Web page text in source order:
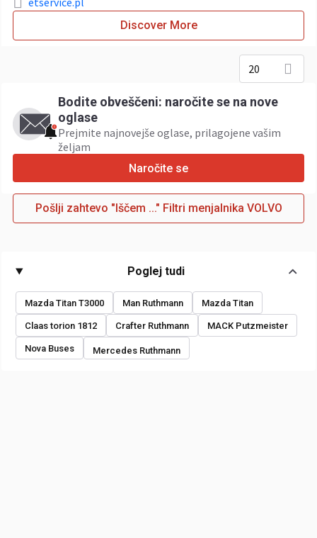
Discover More
20
Bodite obveščeni: naročite se na nove
oglase
Prejmite najnovejše oglase, prilagojene vašim
željam
Naročite se
Pošlji zahtevo "Iščem ..." Filtri menjalnika VOLVO
Poglej tudi
Mazda Titan T3000 Man Ruthmann Mazda Titan
Claas torion 1812 Crafter Ruthmann MACK Putzmeister
Nova Buses Mercedes Ruthmann